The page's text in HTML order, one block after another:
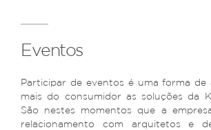
Eventos
Participar de eventos é uma forma de
mais do consumidor as soluções da
São nestes momentos que a
relacionamento com arquitetos e